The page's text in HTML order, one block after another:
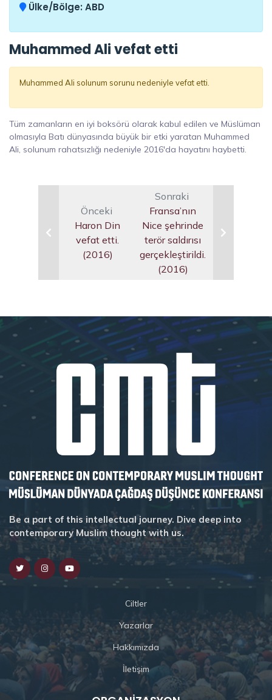
Ülke/Bölge: ABD
Muhammed Ali vefat etti
Muhammed Ali solunum sorunu nedeniyle vefat etti.
Tüm zamanların en iyi boksörü olarak kabul edilen ve Müslüman
olmasıyla Batı dünyasında büyük bir etki yaratan Muhammed
Ali, solunum rahatsızlığı nedeniyle 2016'da hayatını haybetti.
Önceki
Haron Din
vefat etti.
(2016)
Sonraki
Fransa’nın
Nice şehrinde
terör saldırısı
gerçekleştirildi.
(2016)
Be a part of this intellectual journey. Dive deep into
contemporary Muslim thought with us.
Ciltler
Yazarlar
Hakkımızda
İletişim